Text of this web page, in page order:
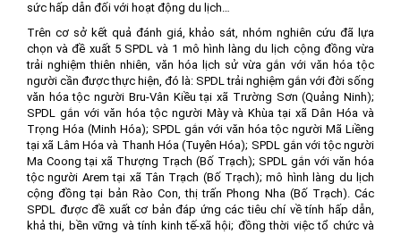
sức hấp dẫn đối với hoạt động du lịch…
Trên cơ sở kết quả đánh giá, khảo sát, nhóm nghiên cứu đã lựa
chọn và đề xuất 5 SPDL và 1 mô hình làng du lịch cộng đồng vừa
trải nghiệm thiên nhiên, văn hóa lịch sử vừa gắn với văn hóa tộc
người cần được thực hiện, đó là: SPDL trải nghiệm gắn với đời sống
văn hóa tộc người Bru-Vân Kiều tại xã Trường Sơn (Quảng Ninh);
SPDL gắn với văn hóa tộc người Mày và Khùa tại xã Dân Hóa và
Trọng Hóa (Minh Hóa); SPDL gắn với văn hóa tộc người Mã Liềng
tại xã Lâm Hóa và Thanh Hóa (Tuyên Hóa); SPDL gắn với tộc người
Ma Coong tại xã Thượng Trạch (Bố Trạch); SPDL gắn với văn hóa
tộc người Arem tại xã Tân Trạch (Bố Trạch); mô hình làng du lịch
cộng đồng tại bản Rào Con, thị trấn Phong Nha (Bố Trạch). Các
SPDL được đề xuất cơ bản đáp ứng các tiêu chí về tính hấp dẫn,
khả thi, bền vững và tính kinh tế-xã hội; đồng thời việc tổ chức và